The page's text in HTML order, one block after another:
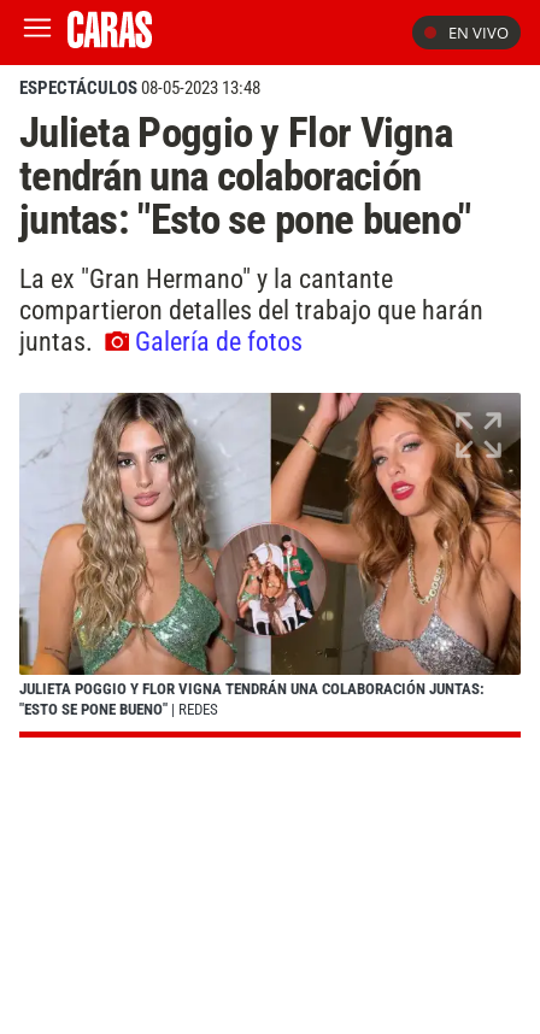
EN VIVO
ESPECTÁCULOS08-05-2023 13:48
Julieta Poggio y Flor Vigna
tendrán una colaboración
juntas: "Esto se pone bueno"
La ex "Gran Hermano" y la cantante
compartieron detalles del trabajo que harán
juntas.
Galería de fotos
JULIETA POGGIO Y FLOR VIGNA TENDRÁN UNA COLABORACIÓN JUNTAS:
"ESTO SE PONE BUENO" | REDES